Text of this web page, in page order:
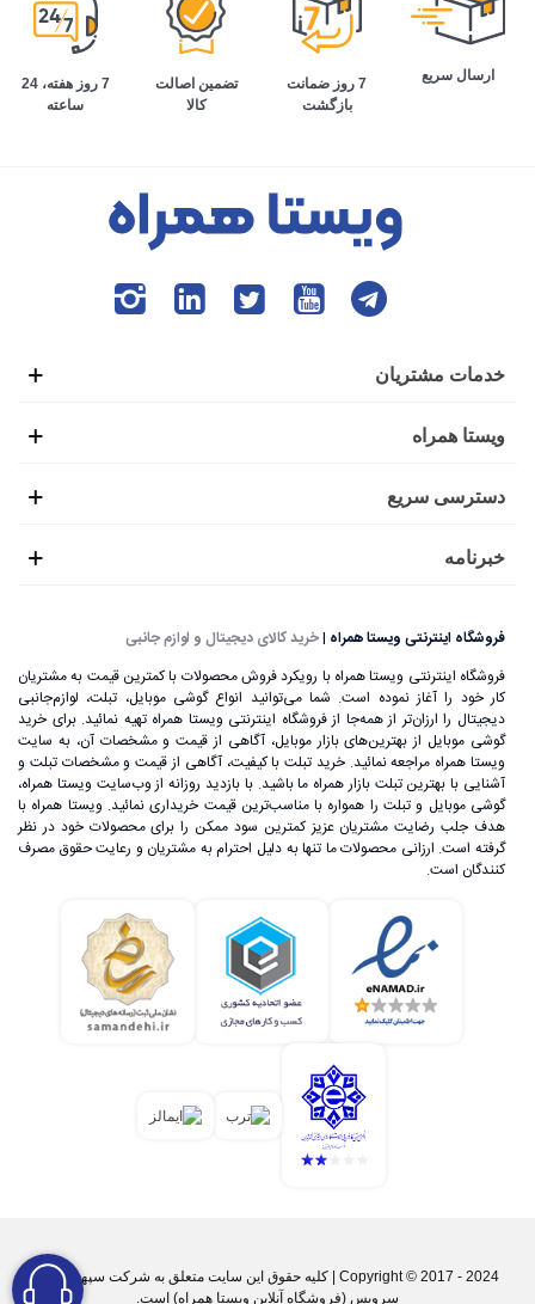
ارسال سریع
7 روز ضمانت
بازگشت
تضمین اصالت
کالا
7 روز هفته، 24
ساعته
خدمات مشتریان
ویستا همراه
دسترسی سریع
خبرنامه
فروشگاه اینترنتی ویستا همراه |خرید کالای دیجیتال و لوازم جانبی
فروشگاه اینترنتی ویستا همراه با رویکرد فروش محصولات با کمترین قیمت به مشتریان
کار خود را آغاز نموده است. شما می‌توانید انواع گوشی موبایل، تبلت، لوازم‌جانبی
دیجیتال را ارزان‌تر از همه‌جا از فروشگاه اینترنتی ویستا همراه تهیه نمائید. برای خرید
گوشی موبایل از بهترین‌های بازار موبایل، آگاهی از قیمت و مشخصات آن، به ‌سایت
ویستا همراه مراجعه نمائید. خرید تبلت با کیفیت، آگاهی از قیمت و مشخصات تبلت و
آشنایی با بهترین تبلت بازار همراه ما باشید. با بازدید روزانه از وب‌سایت ویستا همراه،
گوشی موبایل و تبلت را همواره با مناسب‌ترین قیمت خریداری نمائید. ویستا همراه با
هدف جلب رضایت مشتریان عزیز کمترین سود ممکن را برای محصولات خود در نظر
گرفته است. ارزانی محصولات ما تنها به دلیل احترام به مشتریان و رعایت حقوق مصرف
کنندگان است.
Copyright © 2017 - 2024 | کليه حقوق اين سايت متعلق به شرکت سپهر پارس
سرویس (فروشگاه آنلاین ویستا همراه) است.